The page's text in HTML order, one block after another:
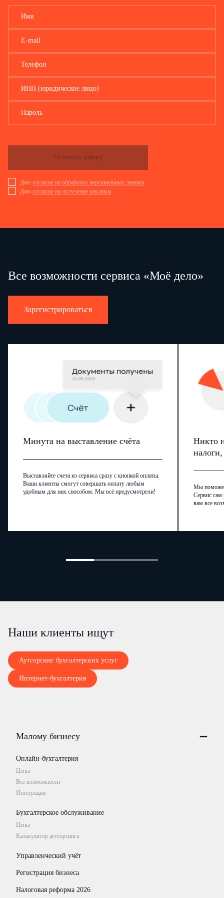
Имя
E-mail
Телефон
ИНН (юридическое лицо)
Пароль
Даю согласие на обработку персональных данных
Даю согласие на получение рекламы
Оставить заявку
Все возможности сервиса «Моё дело»
Зарегистрироваться
Минута на выставление счёта
Выставляйте счета из сервиса сразу с кнопкой оплаты.
Ваши клиенты смогут совершать оплату любым
удобным для них способом. Мы всё предусмотрели!
Никто
Мы
Сервис сам
вам все
Наши клиенты ищут
Аутсорсинг бухгалтерских услуг
Интернет-бухгалтерия
Малому бизнесу
Онлайн-бухгалтерия
Цены
Все возможности
Интеграции
Бухгалтерское обслуживание
Цены
Калькулятор аутсорсинга
Управленческий учёт
Регистрация бизнеса
Налоговая реформа 2026